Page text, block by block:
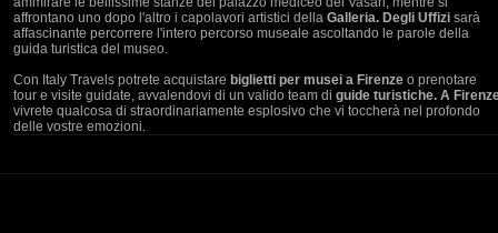
affrontano uno dopo l'altro i capolavori artistici della Galleria. Degli Uffizi sarà
affascinante percorrere l'intero percorso museale ascoltando le parole della
guida turistica del museo.
Con Italy Travels potrete acquistare biglietti per musei a Firenze o prenotare
tour e visite guidate, avvalendovi di un valido team di guide turistiche. A
vivrete qualcosa di straordinariamente esplosivo che vi toccherà nel profondo
delle vostre emozioni.